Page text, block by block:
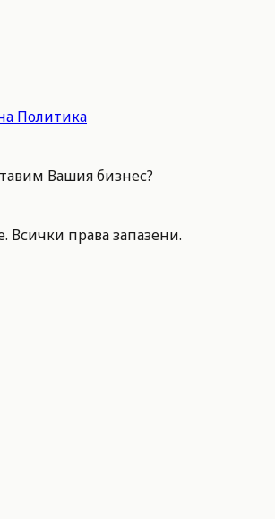
Политика
Вашия бизнес?
Всички права запазени.